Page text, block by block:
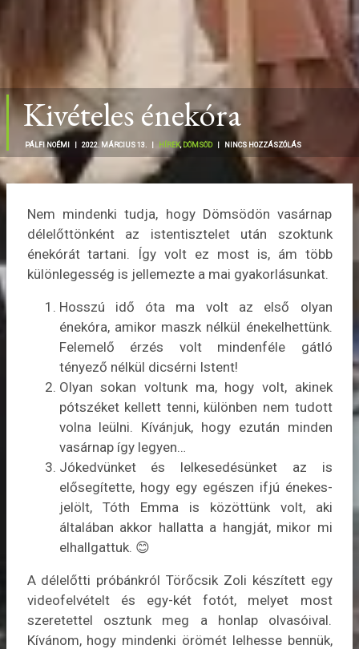
Kivételes énekóra
PÁLFI NOÉMI | 2022. MÁRCIUS 13. | HÍREK, DÖMSÖD| NINCS HOZZÁSZÓLÁS
Nem mindenki tudja, hogy Dömsödön vasárnap
délelőttönként az istentisztelet után szoktunk
énekórát tartani. Így volt ez most is, ám több
különlegesség is jellemezte a mai gyakorlásunkat.
Hosszú idő óta ma volt az első olyan
énekóra, amikor maszk nélkül énekelhettünk.
Felemelő érzés volt mindenféle gátló
tényező nélkül dicsérni Istent!
Olyan sokan voltunk ma, hogy volt, akinek
pótszéket kellett tenni, különben nem tudott
volna leülni. Kívánjuk, hogy ezután minden
vasárnap így legyen…
Jókedvünket és lelkesedésünket az is
elősegítette, hogy egy egészen ifjú énekes-
jelölt, Tóth Emma is közöttünk volt, aki
általában akkor hallatta a hangját, mikor mi
elhallgattuk. 😊
A délelőtti próbánkról Törőcsik Zoli készített egy
videofelvételt és egy-két fotót, melyet most
szeretettel osztunk meg a honlap olvasóival.
Kívánom, hogy mindenki örömét lelhesse bennük,